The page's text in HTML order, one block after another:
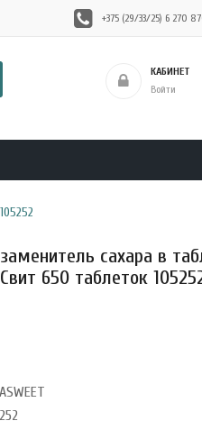
+375 (29/33/25) 6 270
КАБИНЕТ
Войти
сахара в
650 таблеток